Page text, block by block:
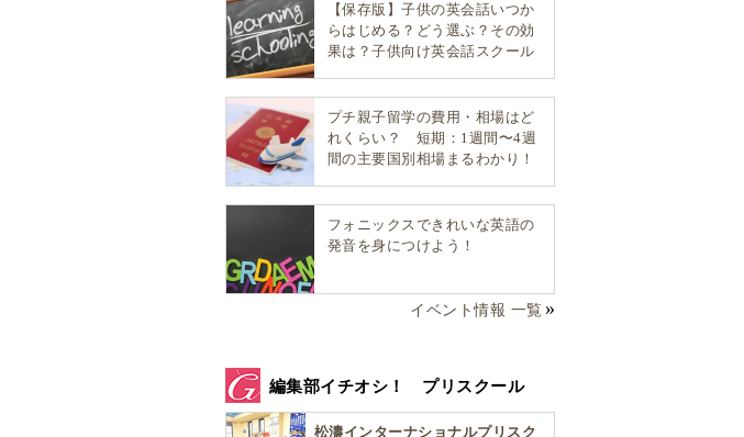
【保存版】子供の英会話いつか
らはじめる？どう選ぶ？その効
果は？子供向け英会話スクール
プチ親子留学の費用・相場はど
れくらい？ 短期：1週間〜4週
間の主要国別相場まるわかり！
フォニックスできれいな英語の
発音を身につけよう！
イベント情報 一覧
編集部イチオシ！ プリスクール
松濤インターナショナルプリスク